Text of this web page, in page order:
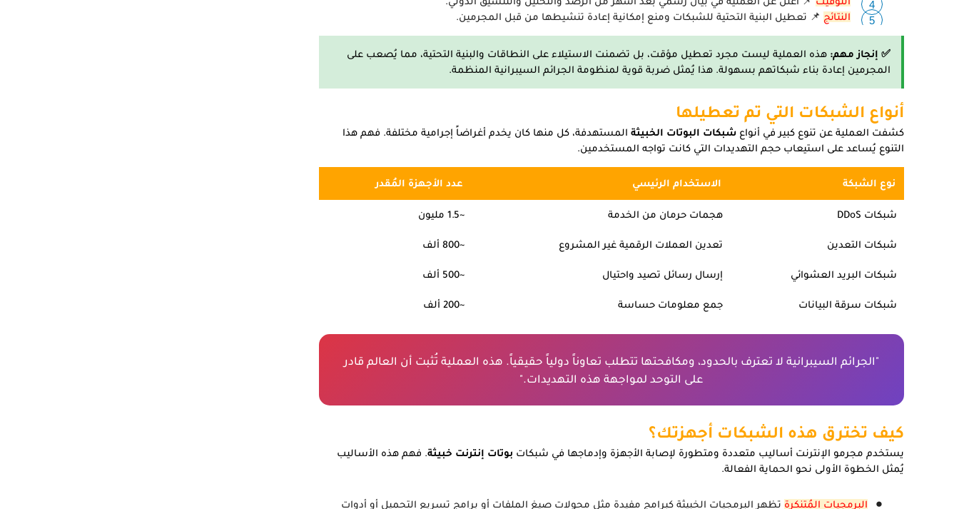
النتائج 📌 تعطيل البنية التحتية للشبكات ومنع إمكانية إعادة تنشيطها من قبل المجرمين.
✅ إنجاز مهم: هذه العملية ليست مجرد تعطيل مؤقت، بل تضمنت الاستيلاء على النطاقات والبنية التحتية، مما يُصعب على
المجرمين إعادة بناء شبكاتهم بسهولة. هذا يُمثل ضربة قوية لمنظومة الجرائم السيبرانية المنظمة.
أنواع الشبكات التي تم تعطيلها
كشفت العملية عن تنوع كبير في أنواع شبكات البوتات الخبيثة المستهدفة، كل منها كان يخدم أغراضاً إجرامية مختلفة. فهم هذا
التنوع يُساعد على استيعاب حجم التهديدات التي كانت تواجه المستخدمين.
نوع الشبكة الاستخدام الرئيسي عدد الأجهزة المُقدر
شبكات DDoS هجمات حرمان من الخدمة ~1.5 مليون
شبكات التعدين تعدين العملات الرقمية غير المشروع ~800 ألف
شبكات البريد العشوائي إرسال رسائل تصيد واحتيال ~500 ألف
شبكات سرقة البيانات جمع معلومات حساسة ~200 ألف
"الجرائم السيبرانية لا تعترف بالحدود، ومكافحتها تتطلب تعاوناً دولياً حقيقياً. هذه العملية تُثبت أن العالم قادر
على التوحد لمواجهة هذه التهديدات."
كيف تخترق هذه الشبكات أجهزتك؟
يستخدم مجرمو الإنترنت أساليب متعددة ومتطورة لإصابة الأجهزة وإدماجها في شبكات بوتات إنترنت خبيثة. فهم هذه الأساليب
يُمثل الخطوة الأولى نحو الحماية الفعالة.
البرمجيات المُتنكرة تظهر البرمجيات الخبيثة كبرامج مفيدة مثل محولات صيغ الملفات أو برامج تسريع التحميل أو أدوات